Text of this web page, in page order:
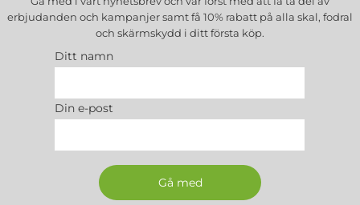
erbjudanden och kampanjer samt få 10% rabatt på alla skal, fodral
och skärmskydd i ditt första köp.
Ditt namn
Din e-post